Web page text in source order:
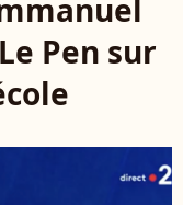
Pen sur